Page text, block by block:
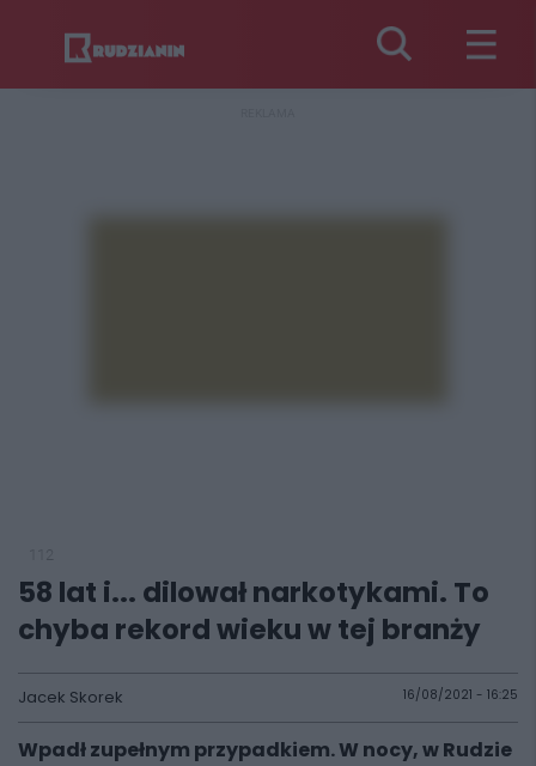
58 lat i... dilował narkotykami. To
chyba rekord wieku w tej branży
Jacek Skorek 16/08/2021 - 16:25
Wpadł zupełnym przypadkiem. W nocy, w Rudzie